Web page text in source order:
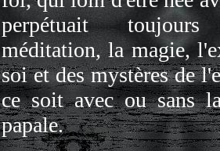
perpétuait
méditation, la magie,
soi et des mystères de
ce soit avec ou sans
papale.